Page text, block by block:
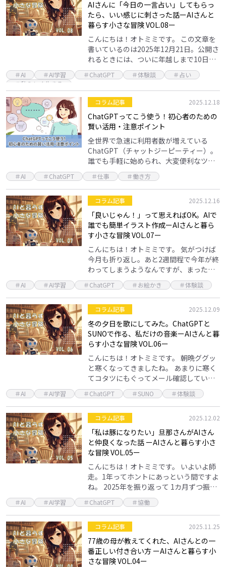
AIさんに「今日の一言占い」してもらっ
たら、いい感じに刺さった話ーAIさんと
暮らす小さな冒険 VOL.08ー
こんにちは！オトミミです。 この文章を
書いているのは2025年12月21日。公開さ
れるときには、ついに年越しまで10日を
切ってますね。 12月はズルい 12月ってズ
ルくて。1年の中で一番あっという間に…
＃AI ＃AI学習 ＃ChatGPT ＃体験談
＃占い
＃私らしく生きる
コラム記事 2025.12.18
ChatGPTってこう使う！初心者のための
賢い活用・注意ポイント
全世界で急速に利用者数が増えている
ChatGPT（チャットジーピーティー）。
誰でも手軽に始められ、大変便利なツー
ルですが、安心して使うにはいくつかの
注意点もあります。また、活用方法を知
っておくと、その…
＃AI ＃ChatGPT ＃仕事 ＃働き方
コラム記事 2025.12.16
「良いじゃん！」って思えればOK。AIで
誰でも簡単イラスト作成ーAIさんと暮ら
す小さな冒険 VOL.07ー
こんにちは！オトミミです。 気がつけば
今月も折り返し。あと2週間程で今年が終
わってしまうようなんですが、まったく
実感がありません。 年々、本当にいつの
間にか年末で。いろいろ家の中のことが
追いついていま…
＃AI ＃AI学習 ＃ChatGPT ＃お絵かき ＃体験談
コラム記事 2025.12.09
冬の夕日を歌にしてみた。ChatGPTと
SUNOで作る、私だけの音楽ーAIさんと暮
らす小さな冒険 VOL.06ー
こんにちは！オトミミです。 朝晩ググッ
と寒くなってきましたね。 あまりに寒く
てコタツにもぐってメール確認している
と、ついついウトウト寝てしまう日々が
続いています。 年々、寒さに弱くなり、
年々、コタツの…
＃AI ＃AI学習 ＃ChatGPT ＃SUNO ＃体験談
コラム記事 2025.12.02
「私は豚になりたい」旦那さんがAIさん
と仲良くなった話 ーAIさんと暮らす小さ
な冒険 VOL.05ー
こんにちは！オトミミです。 いよいよ師
走。1年ってホントにあっという間ですよ
ね。 2025年を振り返って 1カ月ずつ振り
返ると、2025年結構色々イベントがあっ
て。 出会いあり、仕事あり、ハプニング
あ…
＃AI ＃AI学習 ＃ChatGPT ＃協働
コラム記事 2025.11.25
77歳の母が教えてくれた、AIさんとの一
番正しい付き合い方 ーAIさんと暮らす小
さな冒険 VOL.04ー